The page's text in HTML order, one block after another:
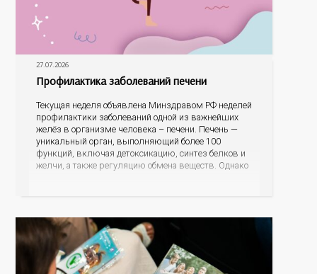
27.07.2026
Профилактика заболеваний печени
Текущая неделя объявлена Минздравом РФ неделей
профилактики заболеваний одной из важнейших
желёз в организме человека – печени. Печень —
уникальный орган, выполняющий более 100
функций, включая детоксикацию, синтез белков и
желчи, а также регуляцию обмена веществ. Однако